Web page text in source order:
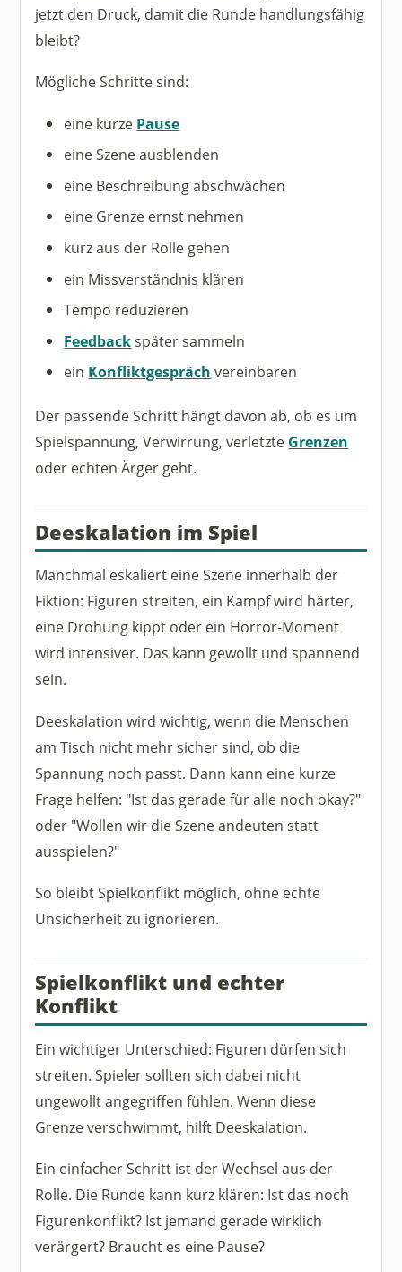
jetzt den Druck, damit die Runde handlungsfähig
bleibt?
Mögliche Schritte sind:
eine kurze Pause
eine Szene ausblenden
eine Beschreibung abschwächen
eine Grenze ernst nehmen
kurz aus der Rolle gehen
ein Missverständnis klären
Tempo reduzieren
Feedbackspäter sammeln
ein Konfliktgespräch vereinbaren
Der passende Schritt hängt davon ab, ob es um
Spielspannung, Verwirrung, verletzte Grenzen
oder echten Ärger geht.
Deeskalation im Spiel
Manchmal eskaliert eine Szene innerhalb der
Fiktion: Figuren streiten, ein Kampf wird härter,
eine Drohung kippt oder ein Horror-Moment
wird intensiver. Das kann gewollt und spannend
sein.
Deeskalation wird wichtig, wenn die Menschen
am Tisch nicht mehr sicher sind, ob die
Spannung noch passt. Dann kann eine kurze
Frage helfen: "Ist das gerade für alle noch okay?"
oder "Wollen wir die Szene andeuten statt
ausspielen?"
So bleibt Spielkonflikt möglich, ohne echte
Unsicherheit zu ignorieren.
Spielkonflikt und echter
Konflikt
Ein wichtiger Unterschied: Figuren dürfen sich
streiten. Spieler sollten sich dabei nicht
ungewollt angegriffen fühlen. Wenn diese
Grenze verschwimmt, hilft Deeskalation.
Ein einfacher Schritt ist der Wechsel aus der
Rolle. Die Runde kann kurz klären: Ist das noch
Figurenkonflikt? Ist jemand gerade wirklich
verärgert? Braucht es eine Pause?